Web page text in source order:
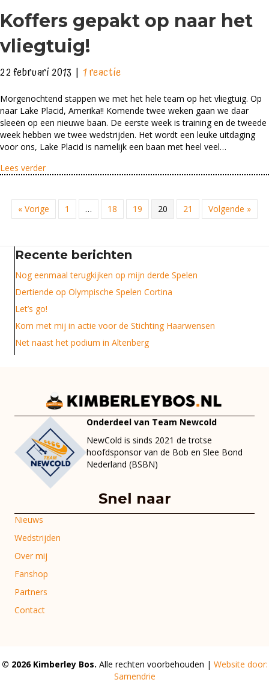
Koffers gepakt op naar het
vliegtuig!
22 februari 2013 | 1 reactie
Morgenochtend stappen we met het hele team op het vliegtuig. Op
naar Lake Placid, Amerika!! Komende twee weken gaan we daar
sleeën op een nieuwe baan. De eerste week is training en de tweede
week hebben we twee wedstrijden. Het wordt een leuke uitdaging
voor ons, Lake Placid is namelijk een baan met heel veel…
Lees verderabout Koffers gepakt op naar het vliegtuig!
« Vorige 1 … 18 19 20 21 Volgende »
Recente berichten
Nog eenmaal terugkijken op mijn derde Spelen
Dertiende op Olympische Spelen Cortina
Let’s go!
Kom met mij in actie voor de Stichting Haarwensen
Net naast het podium in Altenberg
Onderdeel van Team Newcold
NewCold is sinds 2021 de trotse
hoofdsponsor van de Bob en Slee Bond
Nederland (BSBN)
Snel naar
Nieuws
Wedstrijden
Over mij
Fanshop
Partners
Contact
© 2026 Kimberley Bos. Alle rechten voorbehouden | Website door:
Samendrie